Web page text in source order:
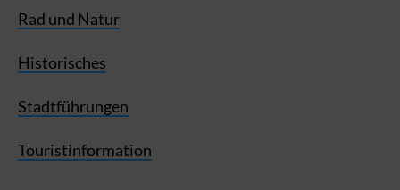
Rad und Natur
Historisches
Stadtführungen
Touristinformation